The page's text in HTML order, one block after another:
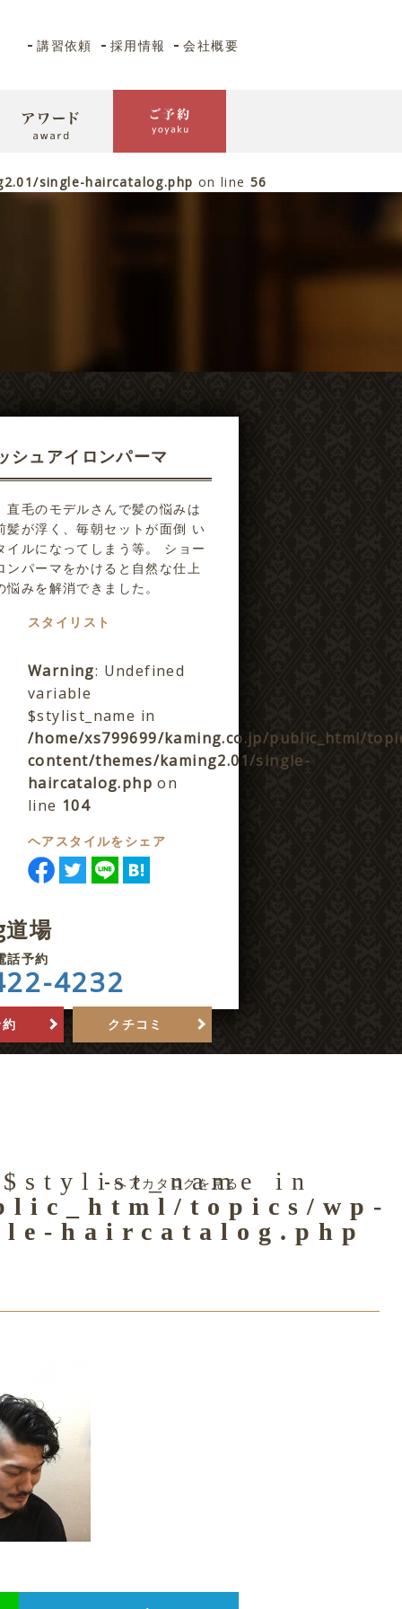
講習依頼 採用情報 会社概要
single-haircatalog.php on line56
シュアイロンパーマ
直毛のモデルさんで髪の悩みは
髪が浮く、毎朝セットが面倒 い
イルになってしまう等。 ショー
ンパーマをかけると自然な仕上
悩みを解消できました。
スタイリスト
Warning: Undefined
variable
$stylist_name in
/home/xs799699/kaming.co.jp/public_html/
content/themes/kaming2.01/single-
haircatalog.php on
line 104
ヘアスタイルをシェア
場
話予約
4232
クチコミ
in
topics/wp-
haircatalog.php
ヘアカタログを見る